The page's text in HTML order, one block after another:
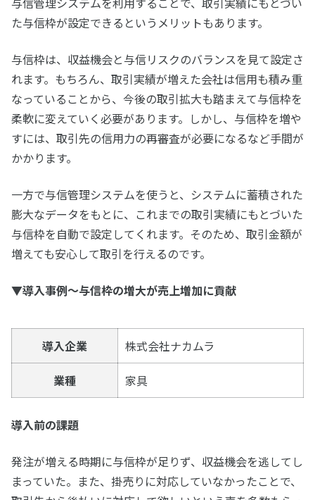
た与信枠が設定できるというメリットもあります。
与信枠は、収益機会と与信リスクのバランスを見て設定さ
れます。もちろん、取引実績が増えた会社は信用も積み重
なっていることから、今後の取引拡大も踏まえて与信枠を
柔軟に変えていく必要があります。しかし、与信枠を増や
すには、取引先の信用力の再審査が必要になるなど手間が
かかります。
一方で与信管理システムを使うと、システムに蓄積された
膨大なデータをもとに、これまでの取引実績にもとづいた
与信枠を自動で設定してくれます。そのため、取引金額が
増えても安心して取引を行えるのです。
▼導入事例～与信枠の増大が売上増加に貢献
導入企業 株式会社ナカムラ
業種 家具
導入前の課題
発注が増える時期に与信枠が足りず、収益機会を逃してし
まっていた。また、掛売りに対応していなかったことで、